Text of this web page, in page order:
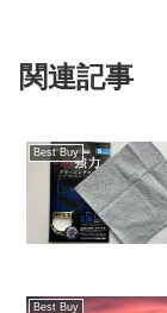
関連記事
Best Buy
Best Buy